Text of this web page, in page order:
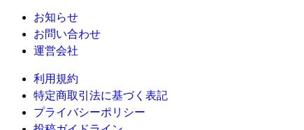
お知らせ
お問い合わせ
運営会社
利用規約
特定商取引法に基づく表記
プライバシーポリシー